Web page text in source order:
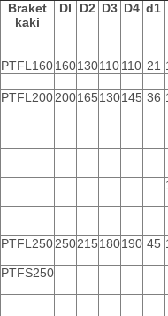
Braket
kaki
DI D2 D3 D4 d1
PTFL160160130110110 21
PTFL200200165130145 36
PTFL250250215180190 45
PTFS250